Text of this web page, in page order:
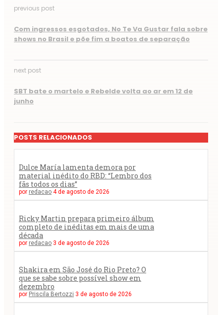
previous post
Com ingressos esgotados, No Te Va Gustar fala sobre
shows no Brasil e põe fim a boatos de separação
next post
SBT bate o martelo e Rebelde volta ao ar em 12 de
junho
POSTS RELACIONADOS
Dulce María lamenta demora por
material inédito do RBD: “Lembro dos
fãs todos os dias”
por redacao 4 de agosto de 2026
Ricky Martin prepara primeiro álbum
completo de inéditas em mais de uma
década
por redacao 3 de agosto de 2026
Shakira em São José do Rio Preto? O
que se sabe sobre possível show em
dezembro
por Priscila Bertozzi 3 de agosto de 2026